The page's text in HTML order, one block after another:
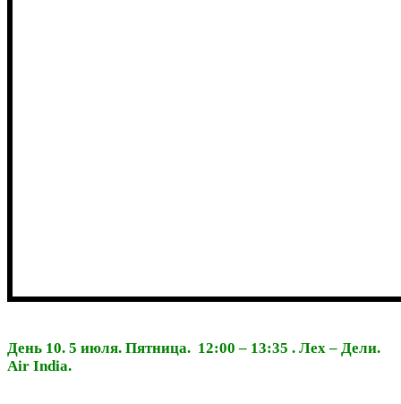
День 10. 5 июля. Пятница. 12:00 – 13:35 . Лех – Дели.
Air India.